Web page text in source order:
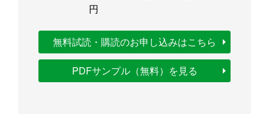
円
無料試読・購読のお申し込みはこちら
PDFサンプル（無料）を見る